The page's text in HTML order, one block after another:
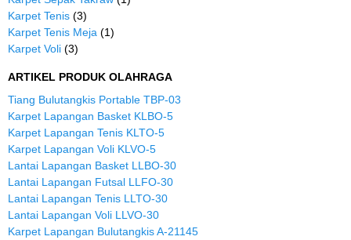
Karpet Tenis (3)
Karpet Tenis Meja (1)
Karpet Voli (3)
ARTIKEL PRODUK OLAHRAGA
Tiang Bulutangkis Portable TBP-03
Karpet Lapangan Basket KLBO-5
Karpet Lapangan Tenis KLTO-5
Karpet Lapangan Voli KLVO-5
Lantai Lapangan Basket LLBO-30
Lantai Lapangan Futsal LLFO-30
Lantai Lapangan Tenis LLTO-30
Lantai Lapangan Voli LLVO-30
Karpet Lapangan Bulutangkis A-21145